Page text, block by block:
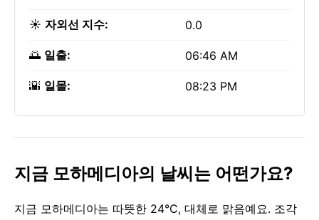
☀️ 자외선 지수: 0.0
🌅 일출: 06:46 AM
🌇 일몰: 08:23 PM
지금 모하메디아의 날씨는 어떤가요?
지금 모하메디아는 따뜻한 24°C, 대체로 맑음예요. 조각